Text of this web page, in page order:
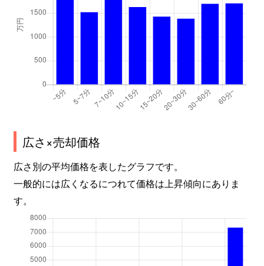
広さ×売却価格
広さ別の平均価格を表したグラフです。
一般的には広くなるにつれて価格は上昇傾向にありま
す。